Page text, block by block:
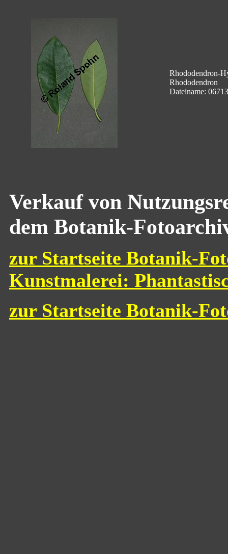
Rhododendron-
Rhododendron
Dateiname:
Verkauf von
dem Botanik-
zur Startseite Botanik-
Kunstmalerei:
zur Startseite Botanik-